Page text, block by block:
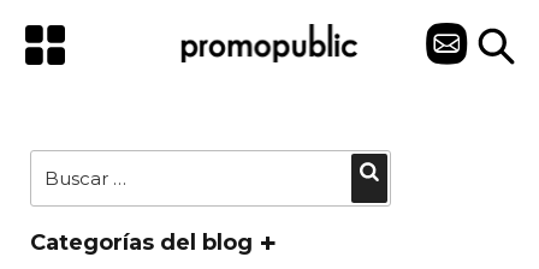
contenido
C
por:
Categorías del blog